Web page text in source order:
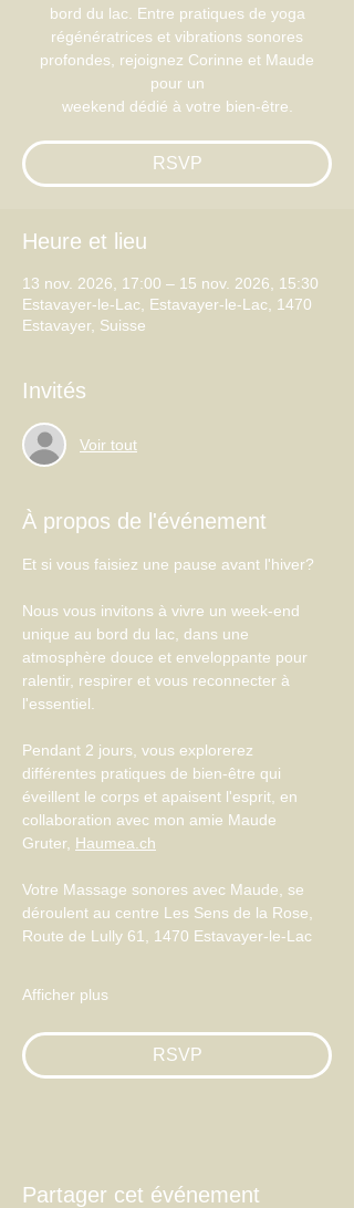
bord du lac. Entre pratiques de yoga
régénératrices et vibrations sonores
profondes, rejoignez Corinne et Maude
pour un
weekend dédié à votre bien-être.
RSVP
Heure et lieu
13 nov. 2026, 17:00 – 15 nov. 2026, 15:30
Estavayer-le-Lac, Estavayer-le-Lac, 1470
Estavayer, Suisse
Invités
Voir tout
À propos de l'événement
Et si vous faisiez une pause avant l'hiver?
Nous vous invitons à vivre un week-end
unique au bord du lac, dans une
atmosphère douce et enveloppante pour
ralentir, respirer et vous reconnecter à
l'essentiel.
Pendant 2 jours, vous explorerez
différentes pratiques de bien-être qui
éveillent le corps et apaisent l'esprit, en
collaboration avec mon amie Maude
Gruter, Haumea.ch
Votre Massage sonores avec Maude, se
déroulent au centre Les Sens de la Rose,
Route de Lully 61, 1470 Estavayer-le-Lac
Afficher plus
RSVP
Partager cet événement